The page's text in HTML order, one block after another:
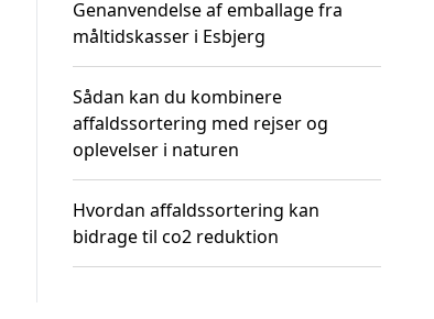
Genanvendelse af emballage fra
måltidskasser i Esbjerg
Sådan kan du kombinere
affaldssortering med rejser og
oplevelser i naturen
Hvordan affaldssortering kan
bidrage til co2 reduktion